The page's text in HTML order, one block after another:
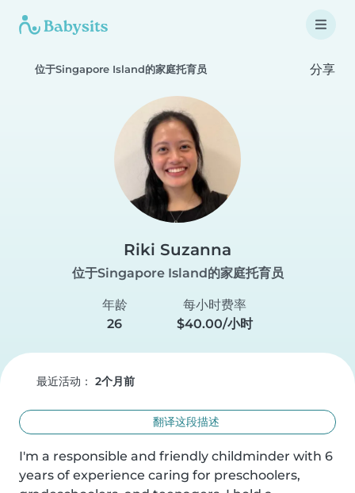
位于Singapore Island的家庭托育员 分享
Riki Suzanna
位于Singapore Island的家庭托育员
年龄
26
每小时费率
$40.00/小时
最近活动： 2个月前
翻译这段描述
I'm a responsible and friendly childminder with 6
years of experience caring for preschoolers,